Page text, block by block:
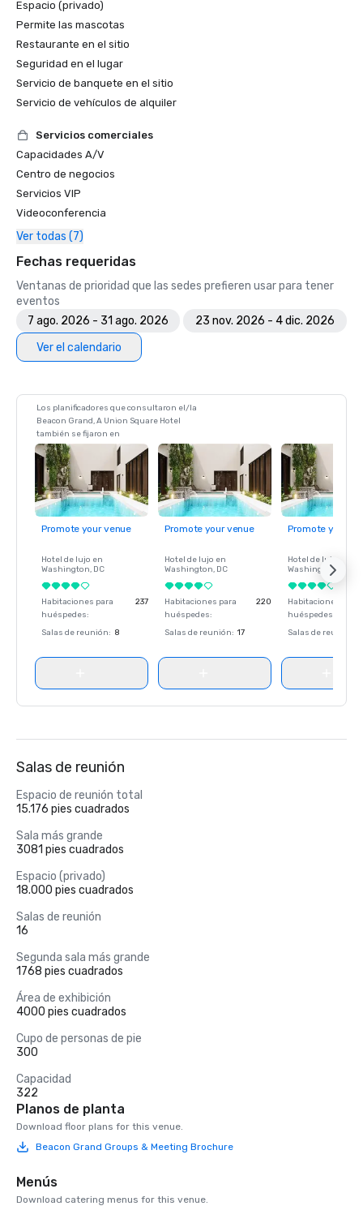
Espacio (privado)
Permite las mascotas
Restaurante en el sitio
Seguridad en el lugar
Servicio de banquete en el sitio
Servicio de vehículos de alquiler
Servicios comerciales
Capacidades A/V
Centro de negocios
Servicios VIP
Videoconferencia
Ver todas (7)
Fechas requeridas
Ventanas de prioridad que las sedes prefieren usar para tener
eventos
7 ago. 2026 - 31 ago. 2026
23 nov. 2026 - 4 dic. 2026
Ver el calendario
Los planificadores que consultaron el/la
Beacon Grand, A Union Square Hotel
también se fijaron en
Promote your venue
Hotel de lujo en
Washington, DC
Habitaciones para
huéspedes:
237
Salas de reunión: 8
Promote your venue
Hotel de lujo en
Washington, DC
Habitaciones para
huéspedes:
220
Salas de reunión: 17
Promote your
Hotel de lujo en
Washington
Habitaciones para
huéspedes
Salas de reunión
Salas de reunión
Espacio de reunión total
15.176 pies cuadrados
Sala más grande
3081 pies cuadrados
Espacio (privado)
18.000 pies cuadrados
Salas de reunión
16
Segunda sala más grande
1768 pies cuadrados
Área de exhibición
4000 pies cuadrados
Cupo de personas de pie
300
Capacidad
322
Planos de planta
Download floor plans for this venue.
Beacon Grand Groups & Meeting Brochure
Menús
Download catering menus for this venue.